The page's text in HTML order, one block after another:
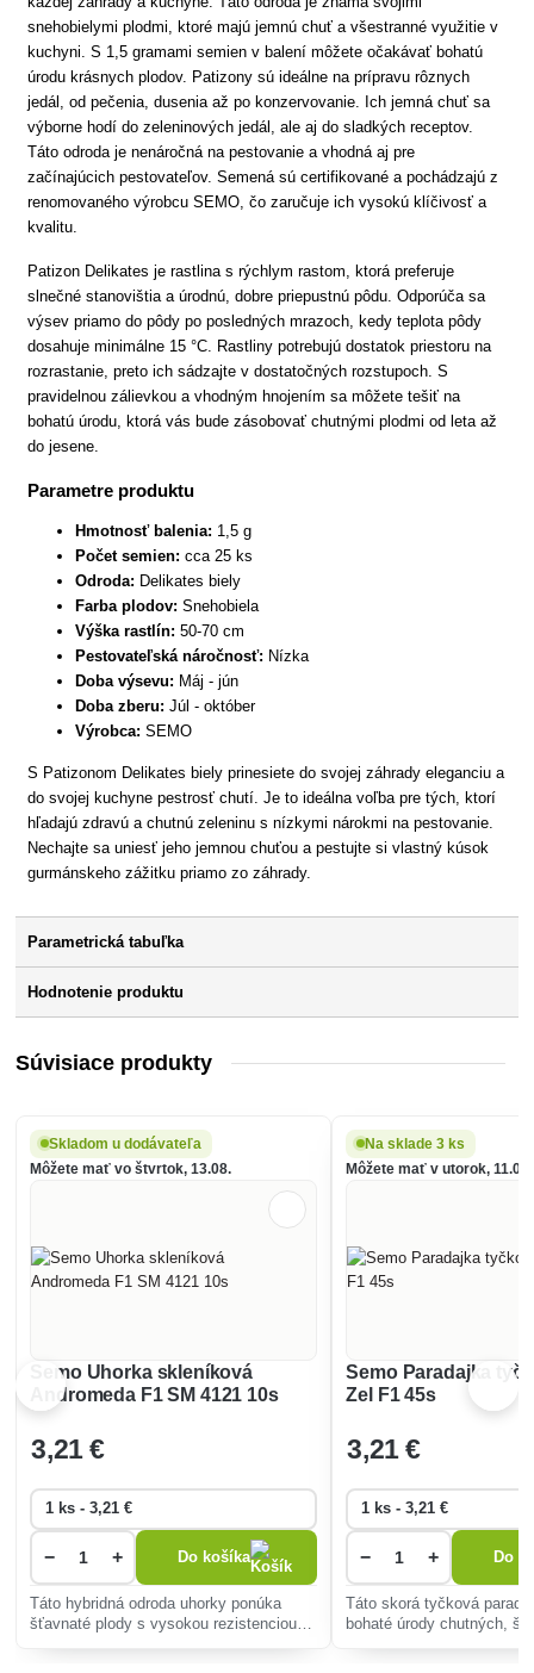
snehobielymi plodmi, ktoré majú jemnú chuť a všestranné využitie v
kuchyni. S 1,5 gramami semien v balení môžete očakávať bohatú
úrodu krásnych plodov. Patizony sú ideálne na prípravu rôznych
jedál, od pečenia, dusenia až po konzervovanie. Ich jemná chuť sa
výborne hodí do zeleninových jedál, ale aj do sladkých receptov.
Táto odroda je nenáročná na pestovanie a vhodná aj pre
začínajúcich pestovateľov. Semená sú certifikované a pochádzajú z
renomovaného výrobcu SEMO, čo zaručuje ich vysokú klíčivosť a
kvalitu.
Patizon Delikates je rastlina s rýchlym rastom, ktorá preferuje
slnečné stanovištia a úrodnú, dobre priepustnú pôdu. Odporúča sa
výsev priamo do pôdy po posledných mrazoch, kedy teplota pôdy
dosahuje minimálne 15 °C. Rastliny potrebujú dostatok priestoru na
rozrastanie, preto ich sádzajte v dostatočných rozstupoch. S
pravidelnou zálievkou a vhodným hnojením sa môžete tešiť na
bohatú úrodu, ktorá vás bude zásobovať chutnými plodmi od leta až
do jesene.
Parametre produktu
Hmotnosť balenia: 1,5 g
Počet semien: cca 25 ks
Odroda: Delikates biely
Farba plodov: Snehobiela
Výška rastlín: 50-70 cm
Pestovateľská náročnosť: Nízka
Doba výsevu: Máj - jún
Doba zberu: Júl - október
Výrobca: SEMO
S Patizonom Delikates biely prinesiete do svojej záhrady eleganciu a
do svojej kuchyne pestrosť chutí. Je to ideálna voľba pre tých, ktorí
hľadajú zdravú a chutnú zeleninu s nízkymi nárokmi na pestovanie.
Nechajte sa uniesť jeho jemnou chuťou a pestujte si vlastný kúsok
gurmánskeho zážitku priamo zo záhrady.
Parametrická tabuľka
Hodnotenie produktu
Súvisiace produkty
Skladom u dodávateľa
Môžete mať vo štvrtok, 13.08.
Semo Uhorka skleníková
Andromeda F1 SM 4121 10s
3,21 €
− + Do košíka
Táto hybridná odroda uhorky ponúka
šťavnaté plody s vysokou rezistenciou
Na sklade 3 ks
Môžete mať v utorok, 11.08.
Semo Paradajka
Zel F1 45s
3,21 €
− + Do
Táto skorá tyčková
bohaté úrody chutných,